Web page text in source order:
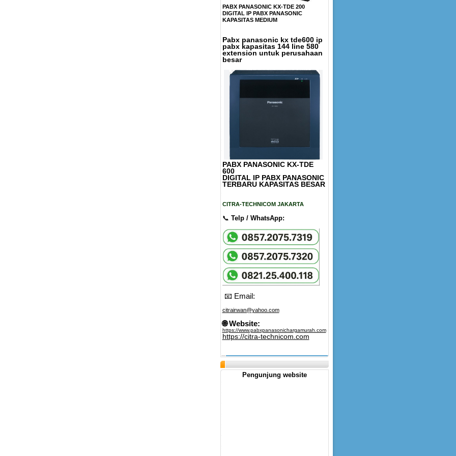
PABX PANASONIC KX-TDE 200
DIGITAL IP PABX PANASONIC
KAPASITAS MEDIUM
Pabx panasonic kx tde600 ip
pabx kapasitas 144 line 580
extension untuk perusahaan
besar
PABX PANASONIC KX-TDE
600
DIGITAL IP PABX PANASONIC
TERBARU KAPASITAS BESAR
CITRA-TECHNICOM JAKARTA
📞 Telp / WhatsApp:
📧 Email:
citrairwan@yahoo.com
🌐 Website:
https://www.pabxpanasonichargamurah.com
https://citra-technicom.com
Pengunjung website